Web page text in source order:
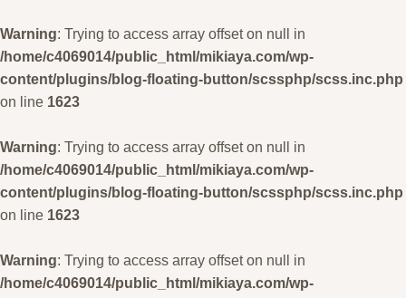
Warning: Trying to access array offset on null in
/home/c4069014/public_html/mikiaya.com/wp-
content/plugins/blog-floating-button/scssphp/scss.inc.php
on line 1623
Warning: Trying to access array offset on null in
/home/c4069014/public_html/mikiaya.com/wp-
content/plugins/blog-floating-button/scssphp/scss.inc.php
on line 1623
Warning: Trying to access array offset on null in
/home/c4069014/public_html/mikiaya.com/wp-